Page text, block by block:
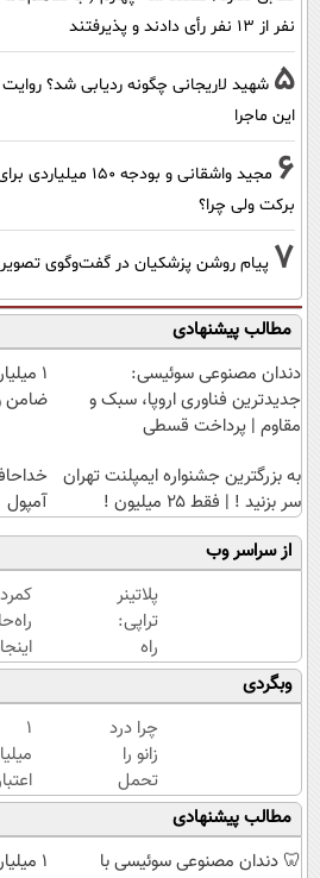
نفر از 13 نفر رأی دادند و پذیرفتند
5 شهید لاریجانی چگونه ردیابی شد؟ روایت
این ماجرا
6
مجید واشقانی و
برکت ولی چرا؟
7 پیام روشن پزشکیان در گفت‌و‌گوی
مطالب پیشنهادی
دندان مصنوعی سوئیسی:
جدیدترین فناوری اروپا، سبک و
مقاوم | پرداخت قسطی
۱
به بزرگترین جشنواره ایمپلنت تهران
سر بزنید ! | فقط ۲۵ میلیون !
آمپول
از سراسر وب
پلاتینر
تراپی:
راه
حل
نوین
برای
کمردرد
در
منزل
شما
نه
وبگردی
چرا درد
زانو را
تحمل
می‌کنی؟
خیلی
ساده
۱
طلا |
مطالب پیشنهادی
🦷 دندان مصنوعی سوئیسی با
۱